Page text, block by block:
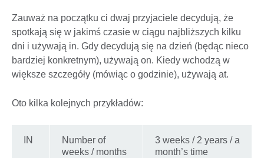
Zauważ na początku ci dwaj przyjaciele decydują, że
spotkają się w jakimś czasie w ciągu najbliższych kilku
dni i używają in. Gdy decydują się na dzień (będąc nieco
bardziej konkretnym), używają on. Kiedy wchodzą w
większe szczegóły (mówiąc o godzinie), używają at.
Oto kilka kolejnych przykładów:
IN
Number of
weeks / months
3 weeks / 2 years / a
month’s time